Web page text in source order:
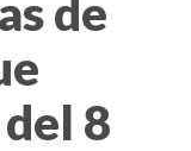
de
8